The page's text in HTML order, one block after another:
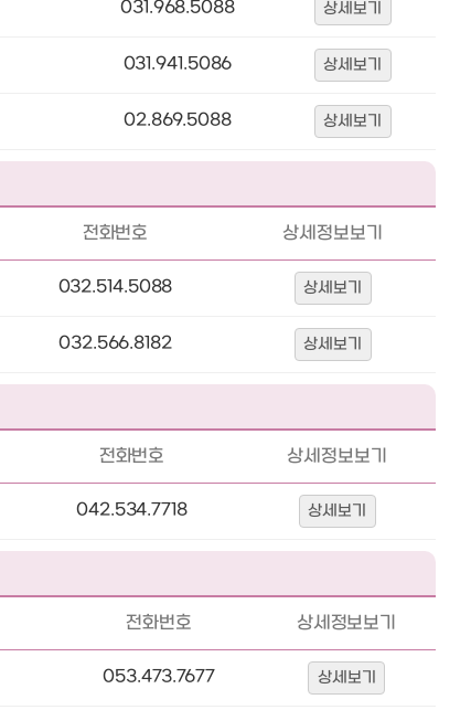
031.968.5088 상세보기
031.941.5086 상세보기
02.869.5088 상세보기
전화번호 상세정보보기
032.514.5088 상세보기
032.566.8182 상세보기
전화번호 상세정보보기
042.534.7718 상세보기
전화번호 상세정보보기
053.473.7677 상세보기